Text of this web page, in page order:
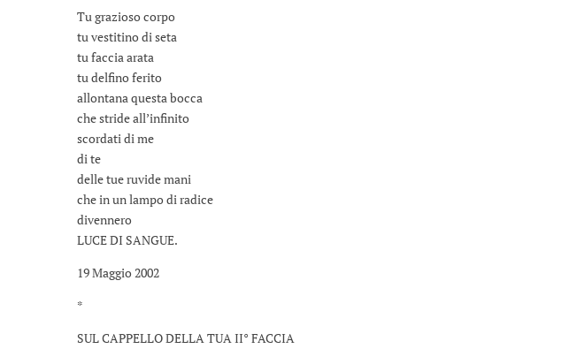
Tu grazioso corpo
tu vestitino di seta
tu faccia arata
tu delfino ferito
allontana questa bocca
che stride all’infinito
scordati di me
di te
delle tue ruvide mani
che in un lampo di radice
divennero
LUCE DI SANGUE.
19 Maggio 2002
*
SUL CAPPELLO DELLA TUA II° FACCIA